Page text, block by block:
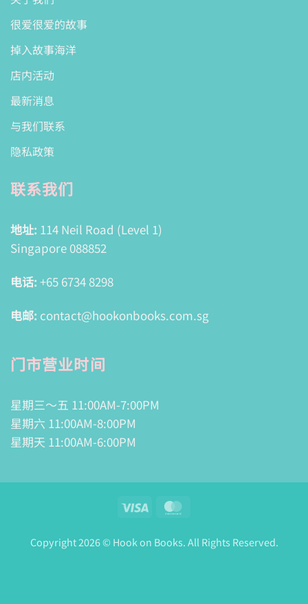
很爱很爱的故事
掉入故事海洋
店内活动
最新消息
与我们联系
隐私政策
联系我们
地址: 114 Neil Road (Level 1)
Singapore 088852
电话: +65 6734 8298
电邮: contact@hookonbooks.com.sg
门市营业时间
星期三～五 11:00AM-7:00PM
星期六 11:00AM-8:00PM
星期天 11:00AM-6:00PM
Visa
Copyright 2026 © Hook on Books. All Rights Reserved.